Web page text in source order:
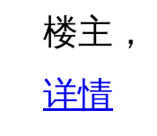
楼主
详情